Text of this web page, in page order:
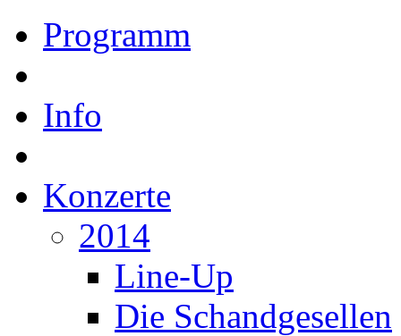
Programm
Info
Konzerte
2014
Line-Up
Die Schandgesellen